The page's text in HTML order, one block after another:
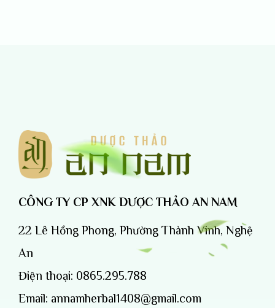
CÔNG TY CP XNK DƯỢC THẢO AN NAM
22 Lê Hồng Phong, Phường Thành Vinh, Nghệ
An
Điện thoại: 0865.295.788
Email: annamherbal1408@gmail.com